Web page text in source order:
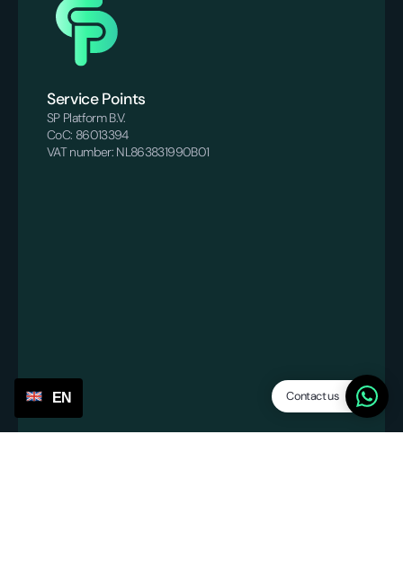
Contact us
Service Points
SP Platform B.V.
CoC: 86013394
VAT number: NL863831990B01
EN